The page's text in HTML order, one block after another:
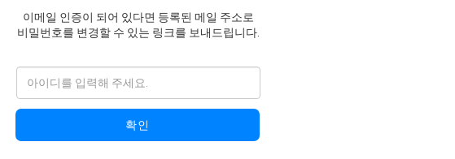
이메일 인증이 되어 있다면 등록된 메일 주소로
비밀번호를 변경할 수 있는 링크를 보내드립니다.